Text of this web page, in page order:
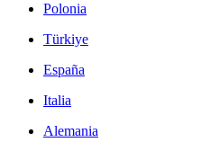
Polonia
Türkiye
España
Italia
Alemania